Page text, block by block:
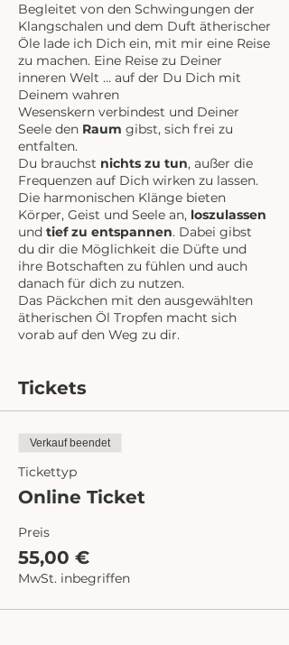
Begleitet von den Schwingungen der
Klangschalen und dem Duft ätherischer
Öle lade ich Dich ein, mit mir eine Reise
zu machen. Eine Reise zu Deiner
inneren Welt … auf der Du Dich mit
Deinem wahren
Wesenskern verbindest und Deiner
Seele den Raum gibst, sich frei zu
entfalten.
Du brauchst nichts zu tun, außer die
Frequenzen auf Dich wirken zu lassen.
Die harmonischen Klänge bieten
Körper, Geist und Seele an, loszulassen
und tief zu entspannen. Dabei gibst
du dir die Möglichkeit die Düfte und
ihre Botschaften zu fühlen und auch
danach für dich zu nutzen.
Das Päckchen mit den ausgewählten
ätherischen Öl Tropfen macht sich
vorab auf den Weg zu dir.
Tickets
Verkauf beendet
Tickettyp
Online Ticket
Preis
55,00 €
MwSt. inbegriffen